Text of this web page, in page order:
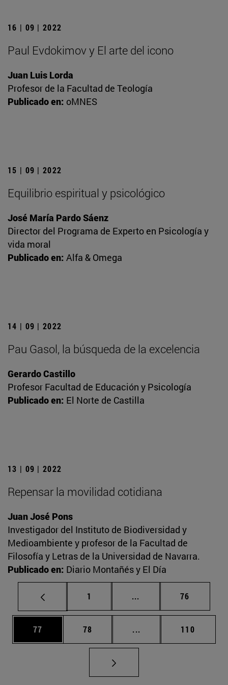
16 | 09 | 2022
Paul Evdokimov y El arte del icono
Juan Luis Lorda
Profesor de la Facultad de Teología
Publicado en: oMNES
15 | 09 | 2022
Equilibrio espiritual y psicológico
José María Pardo Sáenz
Director del Programa de Experto en Psicología y
vida moral
Publicado en: Alfa & Omega
14 | 09 | 2022
Pau Gasol, la búsqueda de la excelencia
Gerardo Castillo
Profesor Facultad de Educación y Psicología
Publicado en: El Norte de Castilla
13 | 09 | 2022
Repensar la movilidad cotidiana
Juan José Pons
Investigador del Instituto de Biodiversidad y
Medioambiente y profesor de la Facultad de
Filosofía y Letras de la Universidad de Navarra.
Publicado en: Diario Montañés y El Día
Página
1 ... Páginas intermedias
Página
76
Página
77 Página
78 ... Páginas intermedias
Página
110